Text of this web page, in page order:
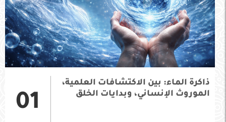
ذاكرة الماء: بين الاكتشافات العلمية،
الموروث الإنساني، وبدايات الخلق
01